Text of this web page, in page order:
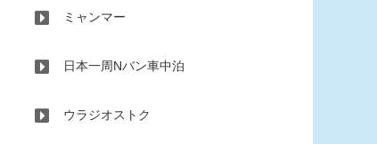
ミャンマー
日本一周Nバン車中泊
ウラジオストク